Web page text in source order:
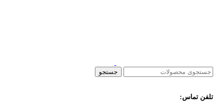
جستجو
تلفن تماس: